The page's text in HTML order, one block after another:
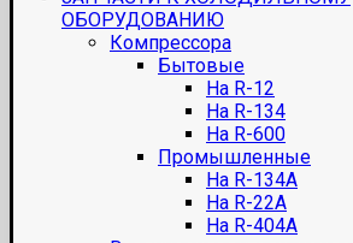
ОБОРУДОВАНИЮ
Компрессора
Бытовые
На R-12
На R-134
На R-600
Промышленные
На R-134A
На R-22A
На R-404A